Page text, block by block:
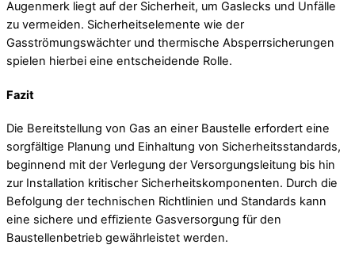
Augenmerk liegt auf der Sicherheit, um Gaslecks und Unfälle
zu vermeiden. Sicherheitselemente wie der
Gasströmungswächter und thermische Absperrsicherungen
spielen hierbei eine entscheidende Rolle.
Fazit
Die Bereitstellung von Gas an einer Baustelle erfordert eine
sorgfältige Planung und Einhaltung von Sicherheitsstandards,
beginnend mit der Verlegung der Versorgungsleitung bis hin
zur Installation kritischer Sicherheitskomponenten. Durch die
Befolgung der technischen Richtlinien und Standards kann
eine sichere und effiziente Gasversorgung für den
Baustellenbetrieb gewährleistet werden.